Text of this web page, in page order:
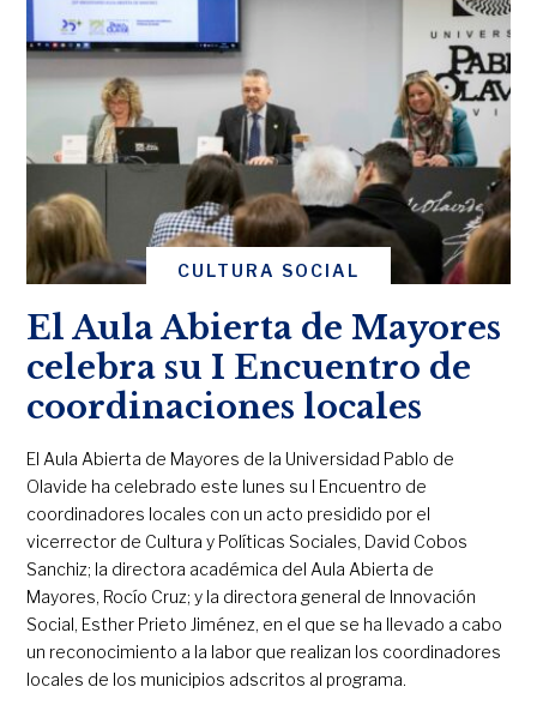
CULTURA SOCIAL
El Aula Abierta de Mayores
celebra su I Encuentro de
coordinaciones locales
El Aula Abierta de Mayores de la Universidad Pablo de
Olavide ha celebrado este lunes su I Encuentro de
coordinadores locales con un acto presidido por el
vicerrector de Cultura y Políticas Sociales, David Cobos
Sanchiz; la directora académica del Aula Abierta de
Mayores, Rocío Cruz; y la directora general de Innovación
Social, Esther Prieto Jiménez, en el que se ha llevado a cabo
un reconocimiento a la labor que realizan los coordinadores
locales de los municipios adscritos al programa.